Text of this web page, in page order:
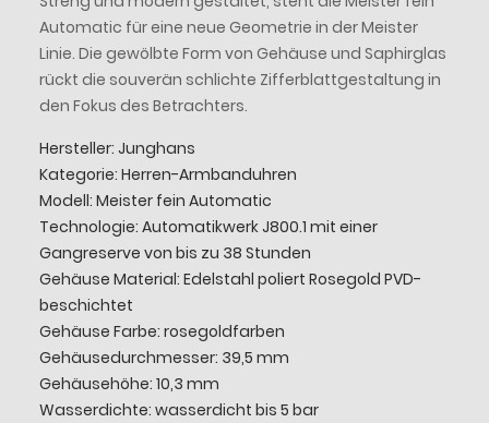
Automatic für eine neue Geometrie in der Meister
Linie. Die gewölbte Form von Gehäuse und Saphirglas
rückt die souverän schlichte Zifferblattgestaltung in
den Fokus des Betrachters.
Hersteller: Junghans
Kategorie: Herren-Armbanduhren
Modell: Meister fein Automatic
Technologie: Automatikwerk J800.1 mit einer
Gangreserve von bis zu 38 Stunden
Gehäuse Material: Edelstahl poliert Rosegold PVD-
beschichtet
Gehäuse Farbe: rosegoldfarben
Gehäusedurchmesser: 39,5 mm
Gehäusehöhe: 10,3 mm
Wasserdichte: wasserdicht bis 5 bar